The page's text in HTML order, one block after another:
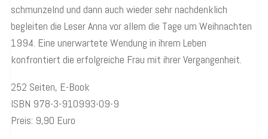
schmunzelnd und dann auch wieder sehr nachdenklich
begleiten die Leser Anna vor allem die Tage um Weihnachten
1994. Eine unerwartete Wendung in ihrem Leben
konfrontiert die erfolgreiche Frau mit ihrer Vergangenheit.
252 Seiten, E-Book
ISBN 978-3-910993-09-9
Preis: 9,90 Euro